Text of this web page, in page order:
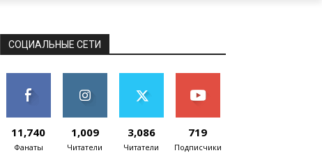
СОЦИАЛЬНЫЕ СЕТИ
11,740
Фанаты
1,009
Читатели
3,086
Читатели
719
Подписчики